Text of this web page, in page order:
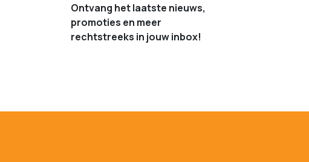
Ontvang het laatste nieuws,
promoties en meer
rechtstreeks in jouw inbox!